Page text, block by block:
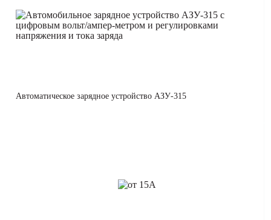
Автоматическое зарядное устройство АЗУ-315